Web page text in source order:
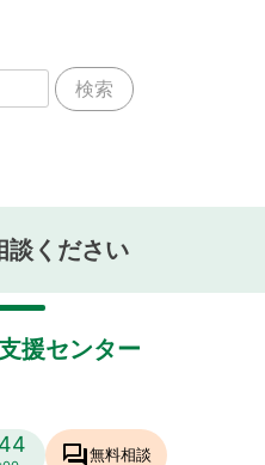
談ください
援センター
forum無料相談